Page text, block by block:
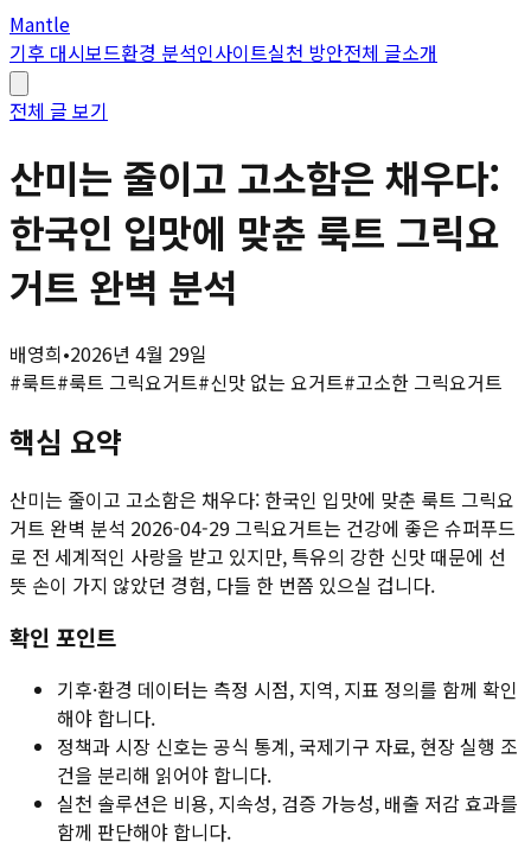
Mantle
기후 대시보드환경 분석인사이트실천 방안전체 글소개
전체 글 보기
산미는 줄이고 고소함은 채우다:
한국인 입맛에 맞춘 룩트 그릭요
거트 완벽 분석
배영희•2026년 4월 29일
#룩트#룩트 그릭요거트#신맛 없는 요거트#고소한 그릭요거트
핵심 요약
산미는 줄이고 고소함은 채우다: 한국인 입맛에 맞춘 룩트 그릭요
거트 완벽 분석 2026-04-29 그릭요거트는 건강에 좋은 슈퍼푸드
로 전 세계적인 사랑을 받고 있지만, 특유의 강한 신맛 때문에 선
뜻 손이 가지 않았던 경험, 다들 한 번쯤 있으실 겁니다.
확인 포인트
기후·환경 데이터는 측정 시점, 지역, 지표 정의를 함께 확인
해야 합니다.
정책과 시장 신호는 공식 통계, 국제기구 자료, 현장 실행 조
건을 분리해 읽어야 합니다.
실천 솔루션은 비용, 지속성, 검증 가능성, 배출 저감 효과를
함께 판단해야 합니다.